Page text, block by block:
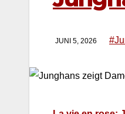
JUNI 5, 2026